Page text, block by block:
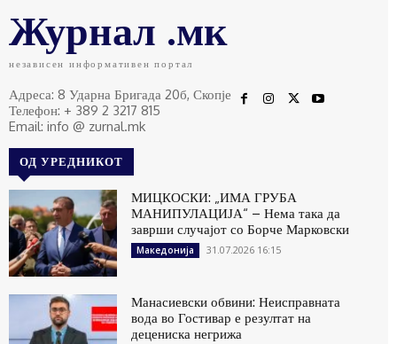
Журнал .мк
независен информативен портал
Адреса: 8 Ударна Бригада 20б, Скопје
Телефон: + 389 2 3217 815
Email: info @ zurnal.mk
ОД УРЕДНИКОТ
МИЦКОСКИ: „ИМА ГРУБА
МАНИПУЛАЦИЈА“ – Нема така да
заврши случајот со Борче Марковски
Македонија 31.07.2026 16:15
Манасиевски обвини: Неисправната
вода во Гостивар е резултат на
децениска негрижа